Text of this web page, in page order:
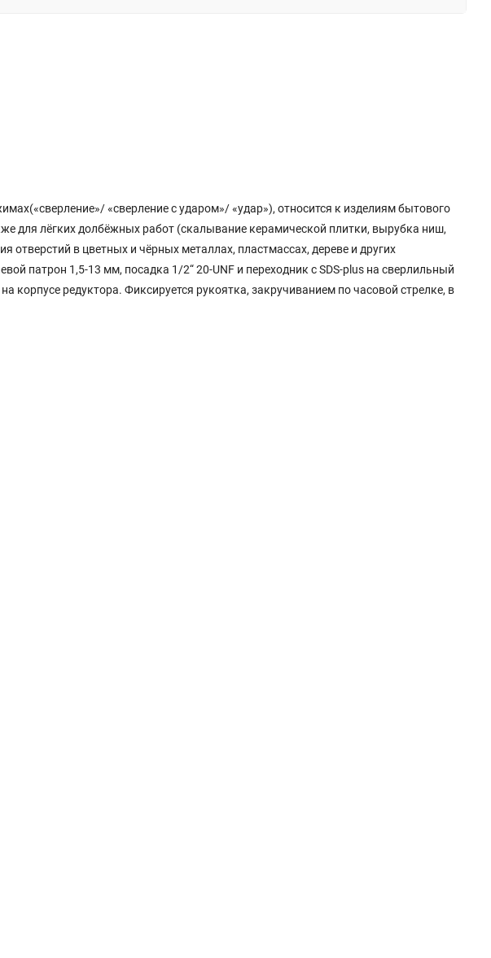
«сверление с ударом»/ «удар»), относится к изделиям бытового
для лёгких долбёжных работ (скалывание керамической плитки, вырубка ниш,
в цветных и чёрных металлах, пластмассах, дереве и других
патрон 1,5-13 мм, посадка 1/2“ 20-UNF и переходник с SDS-plus на сверлильный
корпусе редуктора. Фиксируется рукоятка, закручиванием по часовой стрелке, в